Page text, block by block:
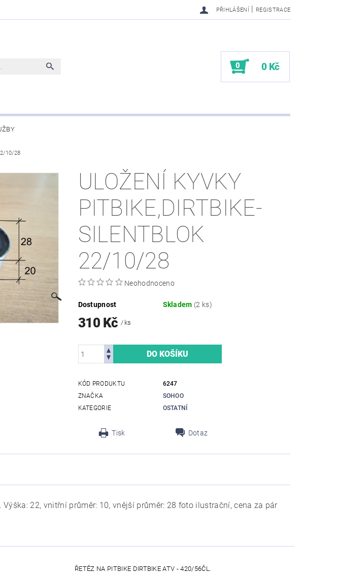
PŘIHLÁŠENÍ | REGISTRACE
0 0 Kč
10/28
ULOŽENÍ KYVKY
PITBIKE,DIRTBIKE-
SILENTBLOK
22/10/28
Neohodnoceno
Dostupnost Skladem (2 ks)
310 Kč/ ks
KÓD PRODUKTU
6247
ZNAČKA
SOHOO
KATEGORIE
OSTATNÍ
Tisk Dotaz
22, vnitřní průměr: 10, vnější průměr: 28 foto ilustrační, cena za pár
ŘETĚZ NA PITBIKE DIRTBIKE ATV - 420/56ČL.